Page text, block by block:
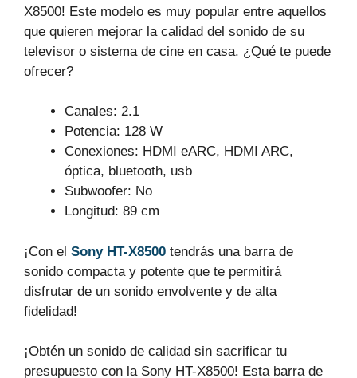
X8500! Este modelo es muy popular entre aquellos
que quieren mejorar la calidad del sonido de su
televisor o sistema de cine en casa. ¿Qué te puede
ofrecer?
Canales: 2.1
Potencia: 128 W
Conexiones: HDMI eARC, HDMI ARC,
óptica, bluetooth, usb
Subwoofer: No
Longitud: 89 cm
¡Con el Sony HT-X8500 tendrás una barra de
sonido compacta y potente que te permitirá
disfrutar de un sonido envolvente y de alta
fidelidad!
¡Obtén un sonido de calidad sin sacrificar tu
presupuesto con la Sony HT-X8500! Esta barra de